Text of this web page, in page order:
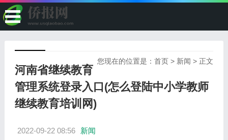
您现在的位置是：首页 > 新闻 > 正文
河南省继续教育
管理系统登录入口(怎么登陆中小学教师
继续教育培训网)
2022-09-22 08:56 新闻